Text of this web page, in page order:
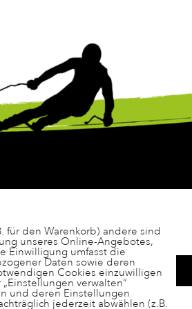
für den Warenkorb) andere sind
unseres Online-Angebotes,
Einwilligung umfasst die
Daten sowie deren
Cookies einzuwilligen
verwalten“
und deren Einstellungen
jederzeit abwählen (z.B.